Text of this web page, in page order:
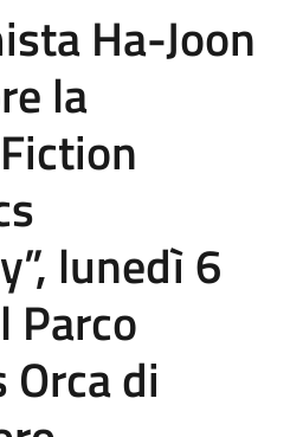
Ha-Joon
la
lunedì 6
Parco
di